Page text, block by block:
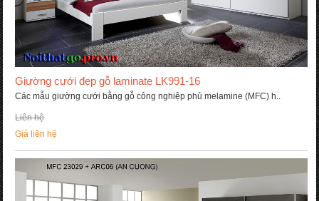
Giường cưới đẹp gỗ laminate LK991-16
Các mẫu giường cưới bằng gỗ công nghiệp phủ melamine (MFC) h..
Liên hệ
Giá liên hệ